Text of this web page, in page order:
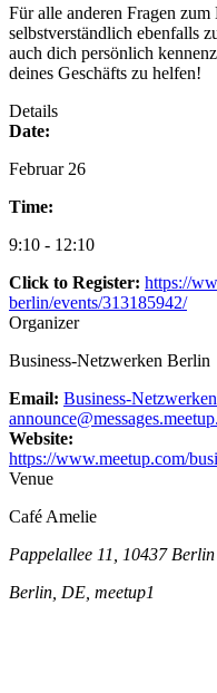
Für alle anderen Fragen
selbstverständlich ebenfalls
auch dich persönlich
deines Geschäfts zu helfen!
Details
Date:
Februar 26
Time:
9:10 - 12:10
Click to Register: https://
berlin/events/313185942/
Organizer
Business-Netzwerken Berlin
Email: Business-
Website:
https://www.meetup.com/
Venue
Café Amelie
Pappelallee 11, 10437 Berlin
Berlin, DE, meetup1